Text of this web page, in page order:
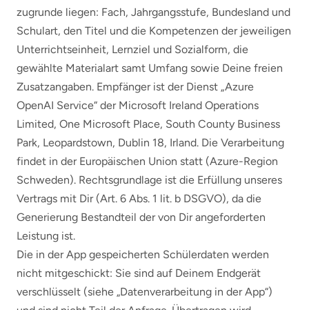
zugrunde liegen: Fach, Jahrgangsstufe, Bundesland und
Schulart, den Titel und die Kompetenzen der jeweiligen
Unterrichtseinheit, Lernziel und Sozialform, die
gewählte Materialart samt Umfang sowie Deine freien
Zusatzangaben. Empfänger ist der Dienst „Azure
OpenAI Service“ der Microsoft Ireland Operations
Limited, One Microsoft Place, South County Business
Park, Leopardstown, Dublin 18, Irland. Die Verarbeitung
findet in der Europäischen Union statt (Azure-Region
Schweden). Rechtsgrundlage ist die Erfüllung unseres
Vertrags mit Dir (Art. 6 Abs. 1 lit. b DSGVO), da die
Generierung Bestandteil der von Dir angeforderten
Leistung ist.
Die in der App gespeicherten Schülerdaten werden
nicht mitgeschickt: Sie sind auf Deinem Endgerät
verschlüsselt (siehe „Datenverarbeitung in der App“)